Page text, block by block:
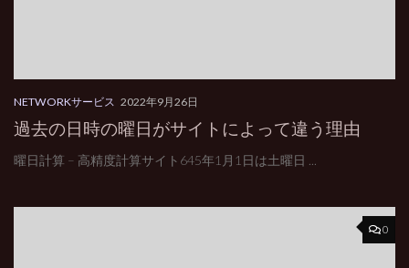
NETWORKサービス 2022年9月26日
過去の日時の曜日がサイトによって違う理由
曜日計算 – 高精度計算サイト645年1月1日は土曜日 ...
0